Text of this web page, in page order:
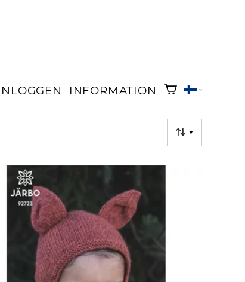
INFORMATION
▼